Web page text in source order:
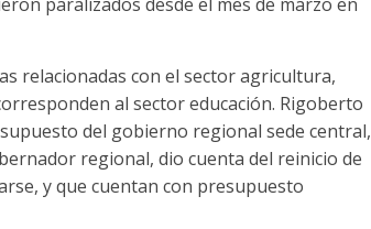
relacionadas con el sector agricultura,
al sector educación. Rigoberto
del gobierno regional sede central,
regional, dio cuenta del reinicio de
y que cuentan con presupuesto